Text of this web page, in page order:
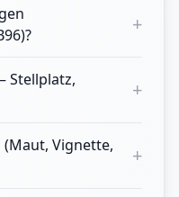
+
Stellplatz,
+
Vignette,
+